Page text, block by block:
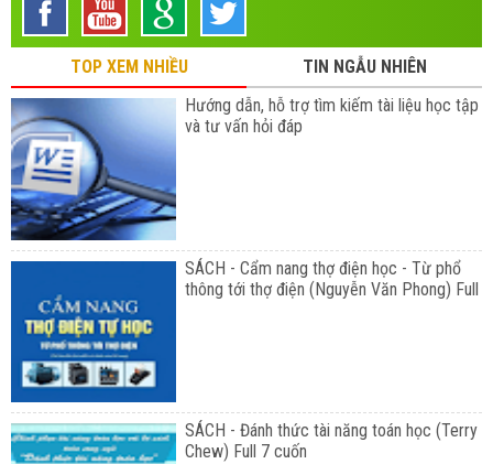
TOP XEM NHIỀU
TIN NGẪU NHIÊN
Hướng dẫn, hỗ trợ tìm kiếm tài liệu học tập
và tư vấn hỏi đáp
SÁCH - Cẩm nang thợ điện học - Từ phổ
thông tới thợ điện (Nguyễn Văn Phong) Full
SÁCH - Đánh thức tài năng toán học (Terry
Chew) Full 7 cuốn